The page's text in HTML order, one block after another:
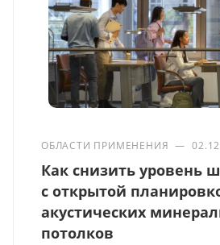
ОБЛАСТИ ПРИМЕНЕНИЯ —
Как снизить уровень
с открытой
акустических
потолков